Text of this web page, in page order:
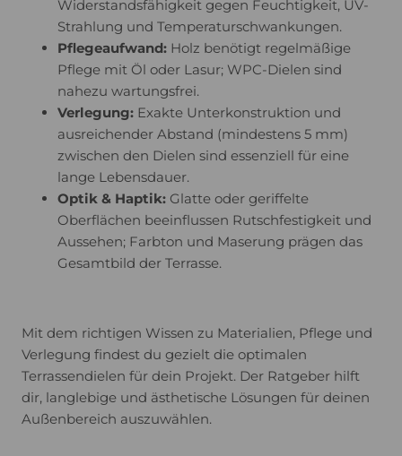
Widerstandsfähigkeit gegen Feuchtigkeit, UV-
Strahlung und Temperaturschwankungen.
Pflegeaufwand: Holz benötigt regelmäßige
Pflege mit Öl oder Lasur; WPC-Dielen sind
nahezu wartungsfrei.
Verlegung: Exakte Unterkonstruktion und
ausreichender Abstand (mindestens 5 mm)
zwischen den Dielen sind essenziell für eine
lange Lebensdauer.
Optik & Haptik: Glatte oder geriffelte
Oberflächen beeinflussen Rutschfestigkeit und
Aussehen; Farbton und Maserung prägen das
Gesamtbild der Terrasse.
Mit dem richtigen Wissen zu Materialien, Pflege und
Verlegung findest du gezielt die optimalen
Terrassendielen für dein Projekt. Der Ratgeber hilft
dir, langlebige und ästhetische Lösungen für deinen
Außenbereich auszuwählen.